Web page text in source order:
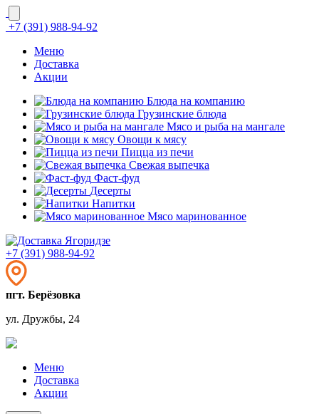
+7 (391) 988-94-92
Меню
Доставка
Акции
Блюда на компанию
Грузинские блюда
Мясо и рыба на мангале
Овощи к мясу
Пицца из печи
Свежая выпечка
Фаст-фуд
Десерты
Напитки
Мясо маринованное
+7 (391) 988-94-92
пгт. Берёзовка
ул. Дружбы, 24
Меню
Доставка
Акции